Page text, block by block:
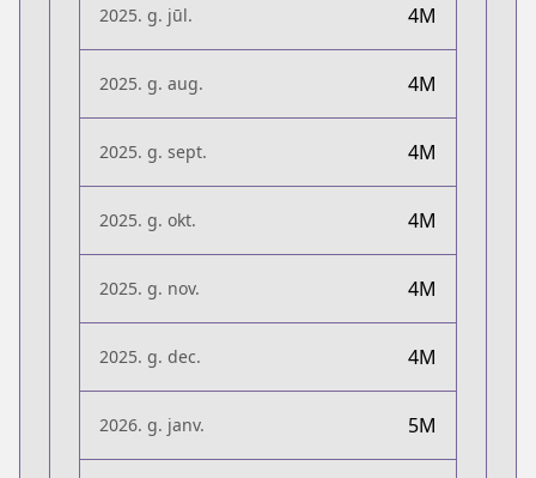
2025. g. jūl. 4M
2025. g. aug. 4M
2025. g. sept. 4M
2025. g. okt. 4M
2025. g. nov. 4M
2025. g. dec. 4M
2026. g. janv. 5M